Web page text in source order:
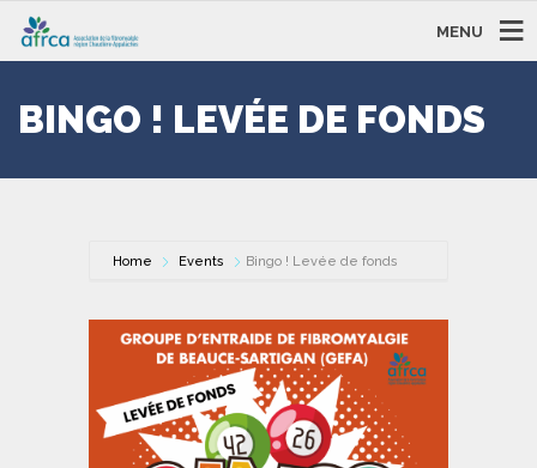
MENU
BINGO ! LEVÉE DE FONDS
Home Events Bingo ! Levée de fonds